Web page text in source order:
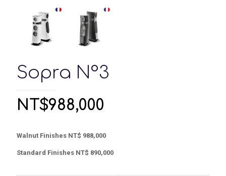
Sopra N°3
NT$988,000
Walnut Finishes NT$ 988,000
Standard Finishes NT$ 890,000